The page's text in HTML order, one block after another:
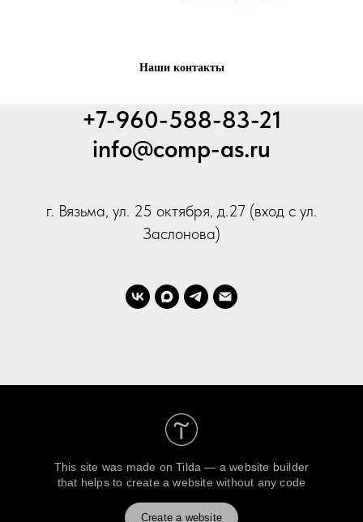
Наши контакты
+7-960-588-83-21
info@comp-as.ru
г. Вязьма, ул. 25 октября, д.27 (вход с ул.
Заслонова)
This site was made onTilda — a website builder
that helps to create a website without any code
Create a website